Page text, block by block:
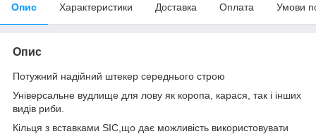
Опис Характеристики Доставка Оплата Умови
Опис
Потужний надійний штекер середнього строю
Універсальне вудлище для лову як коропа, карася, так і інших
видів риби.
Кільця з вставками SIC,що дає можливість використовувати